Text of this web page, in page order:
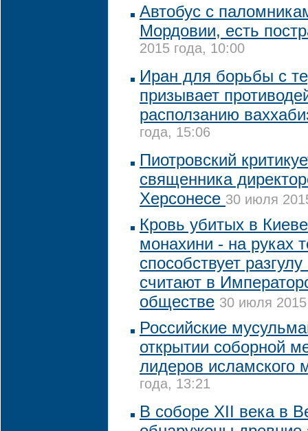
Автобус с
Мордовии, есть
2015 года, 10:00
Иран для борьбы с
призывает
расползанию
года, 15:06
Пиотровский
священника
Херсонесе 30 июля
Кровь убитых в
монахини - на руках
способствует
считают в
обществе 30 июля
Российские
открытии соборной
лидеров исламского
года, 13:21
В соборе XII века в